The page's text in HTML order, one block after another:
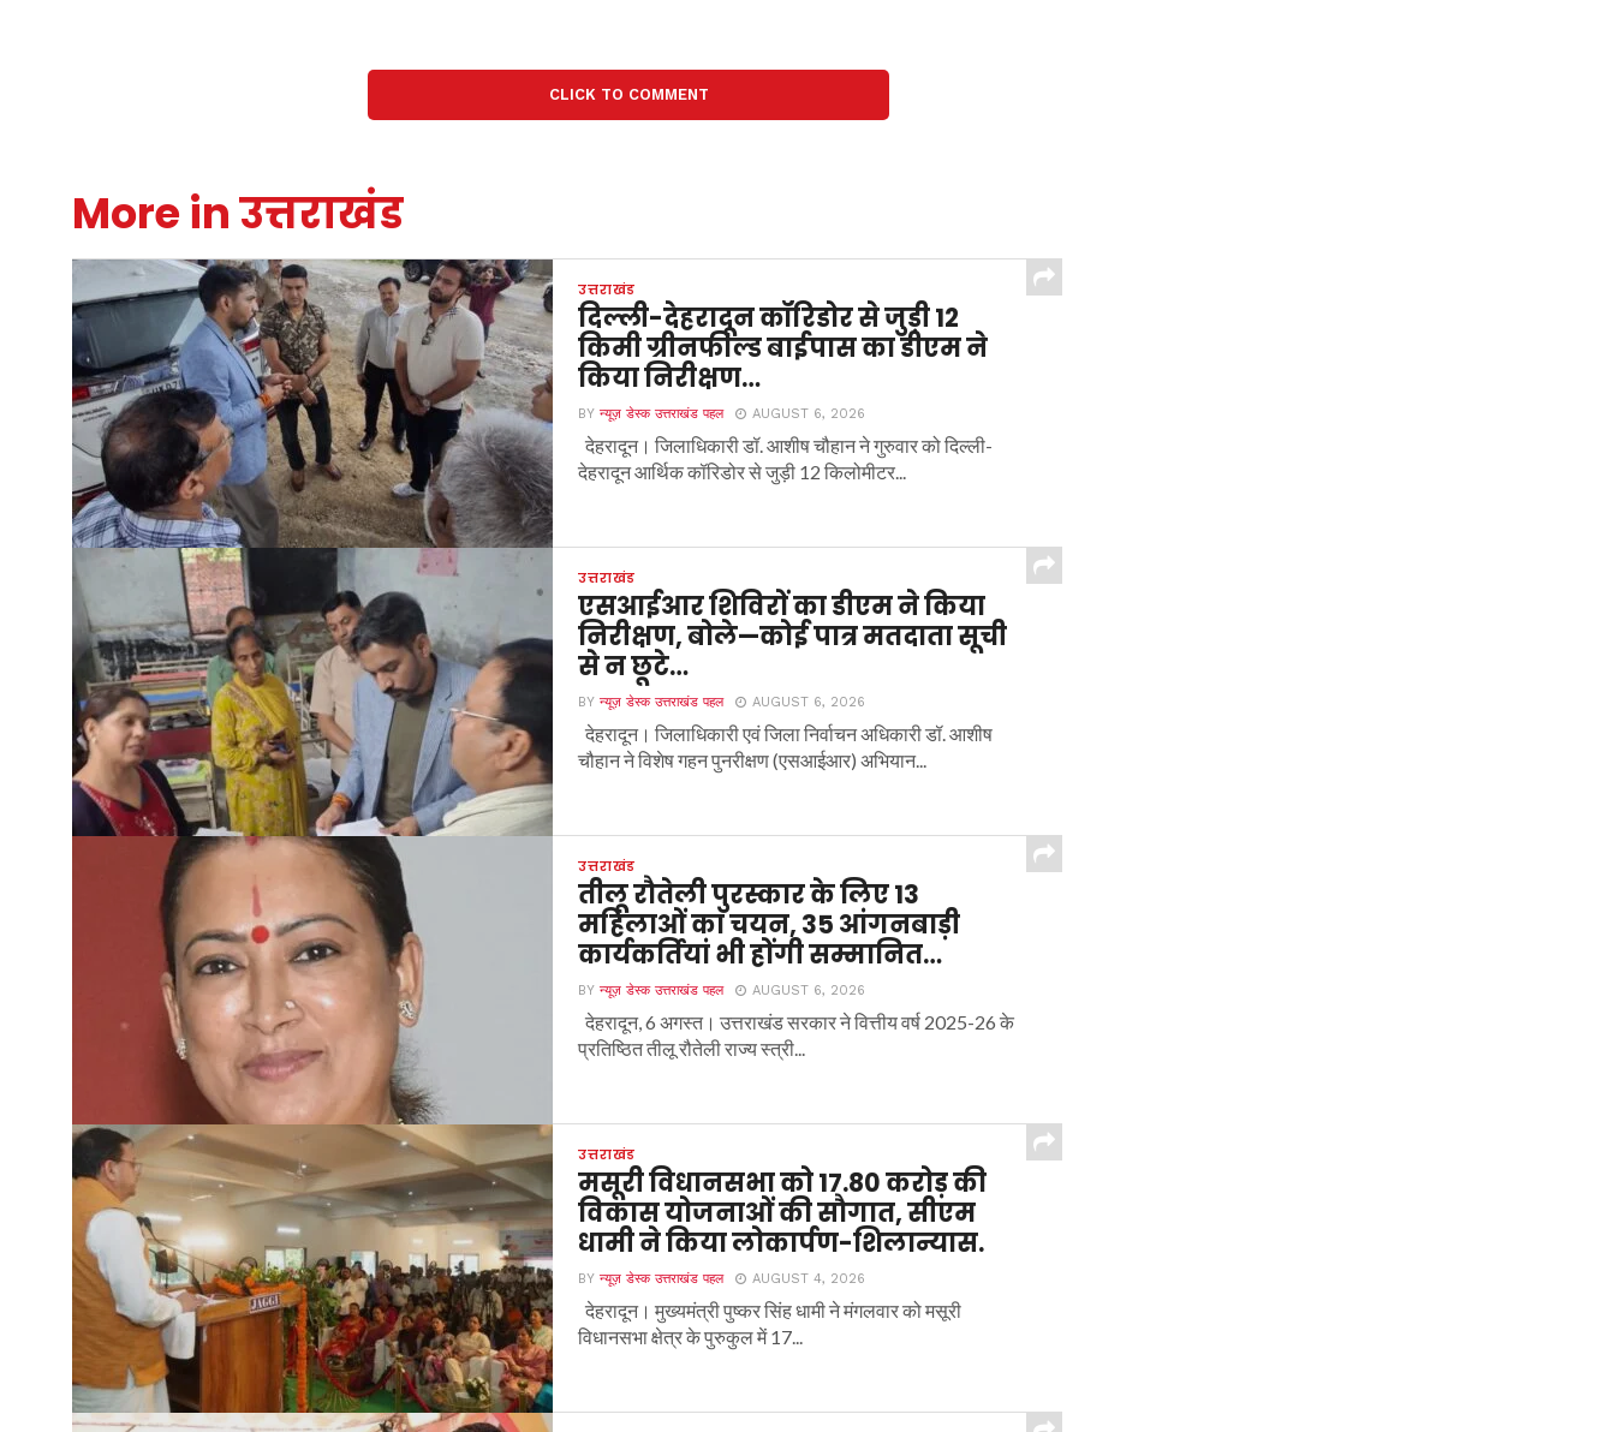
CLICK TO COMMENT
More in उत्तराखंड
उत्तराखंड
दिल्ली-देहरादून कॉरिडोर से जुड़ी 12
किमी ग्रीनफील्ड बाईपास का डीएम ने
किया निरीक्षण…
BYन्यूज़ डेस्क उत्तराखंड पहल AUGUST 6, 2026
देहरादून। जिलाधिकारी डॉ. आशीष चौहान ने गुरुवार को दिल्ली-
देहरादून आर्थिक कॉरिडोर से जुड़ी 12 किलोमीटर...
उत्तराखंड
एसआईआर शिविरों का डीएम ने किया
निरीक्षण, बोले—कोई पात्र मतदाता सूची
से न छूटे…
BYन्यूज़ डेस्क उत्तराखंड पहल AUGUST 6, 2026
देहरादून। जिलाधिकारी एवं जिला निर्वाचन अधिकारी डॉ. आशीष
चौहान ने विशेष गहन पुनरीक्षण (एसआईआर) अभियान...
उत्तराखंड
तीलू रौतेली पुरस्कार के लिए 13
महिलाओं का चयन, 35 आंगनबाड़ी
कार्यकर्तियां भी होंगी सम्मानित…
BYन्यूज़ डेस्क उत्तराखंड पहल AUGUST 6, 2026
देहरादून, 6 अगस्त। उत्तराखंड सरकार ने वित्तीय वर्ष 2025-26 के
प्रतिष्ठित तीलू रौतेली राज्य स्त्री...
उत्तराखंड
मसूरी विधानसभा को 17.80 करोड़ की
विकास योजनाओं की सौगात, सीएम
धामी ने किया लोकार्पण-शिलान्यास.
BYन्यूज़ डेस्क उत्तराखंड पहल AUGUST 4, 2026
देहरादून। मुख्यमंत्री पुष्कर सिंह धामी ने मंगलवार को मसूरी
विधानसभा क्षेत्र के पुरुकुल में 17...